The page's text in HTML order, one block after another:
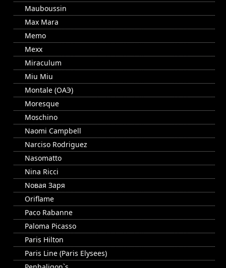
Mauboussin
Max Mara
Memo
Mexx
Miraculum
Miu Miu
Montale (ОАЭ)
Moresque
Moschino
Naomi Campbell
Narciso Rodriguez
Nasomatto
Nina Ricci
Nовая Заря
Oriflame
Paco Rabanne
Paloma Picasso
Paris Hilton
Paris Line (Paris Elysees)